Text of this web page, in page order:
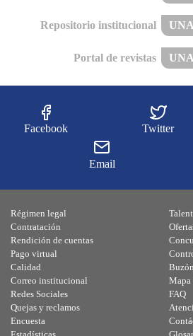
Repositorio institucional
Portal de revistas
Facebook Twitter
Email
Régimen legal
Contratación
Rendición de cuentas
Pago virtual
Calidad
Correo institucional
Redes Sociales
Quejas y reclamos
Encuesta
Mapa
FAQ